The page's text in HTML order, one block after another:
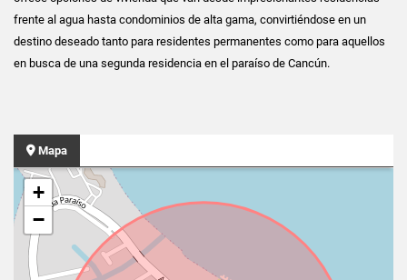
frente al agua hasta condominios de alta gama, convirtiéndose en un
destino deseado tanto para residentes permanentes como para aquellos
en busca de una segunda residencia en el paraíso de Cancún.
Mapa
+
−